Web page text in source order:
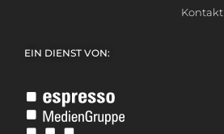
Kontakt
EIN DIENST VON: